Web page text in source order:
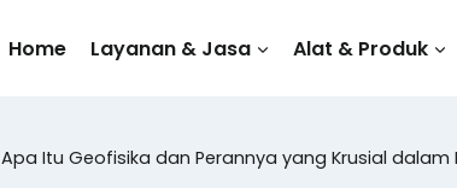
Home Layanan & Jasa Alat & Produk
Apa Itu Geofisika dan Perannya yang Krusial dalam